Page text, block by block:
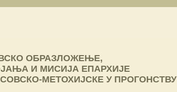
ОБРАЗЛОЖЕЊЕ,
И МИСИЈА ЕПАРХИЈЕ
МЕТОХИЈСКЕ У ПРОГОНСТВУ